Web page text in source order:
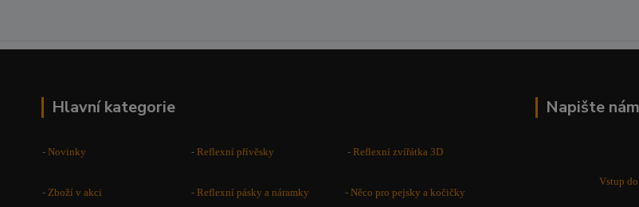
Hlavní kategorie
- Novinky - Reflexní přívěsky - Reflexní zvířátka 3D
- Zboží v akci - Reflexní pásky a náramky - Něco pro pejsky a kočičky
Napište nám
Vstup